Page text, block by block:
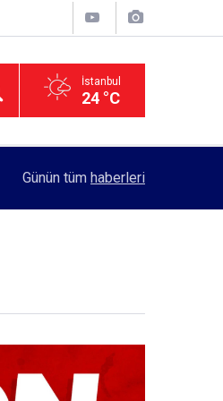
İstanbul
24 °C
kadın öğrencilerin güvenliği için
Günün tüm haberleri